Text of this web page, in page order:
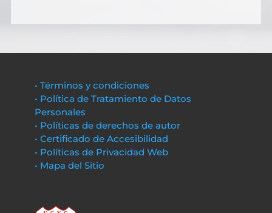
• Términos y condiciones
• Política de Tratamiento de Datos
Personales
• Políticas de derechos de autor
• Certificado de Accesibilidad
• Políticas de Privacidad Web
• Mapa del Sitio